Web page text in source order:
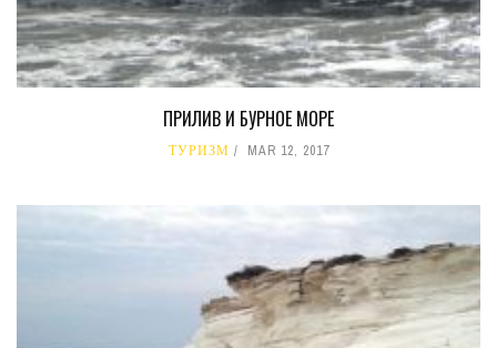
ПРИЛИВ И БУРНОЕ МОРЕ
ТУРИЗМ MAR 12, 2017